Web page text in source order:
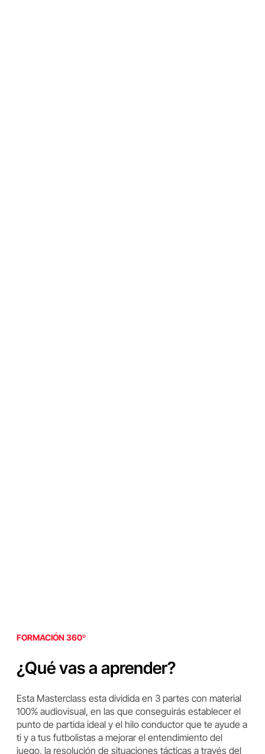
FORMACIÓN 360º
¿Qué vas a aprender?
Esta Masterclass esta dividida en 3 partes con material
100% audiovisual, en las que conseguirás establecer el
punto de partida ideal y el hilo conductor que te ayude a
ti y a tus futbolistas a mejorar el entendimiento del
juego, la resolución de situaciones tácticas a través del